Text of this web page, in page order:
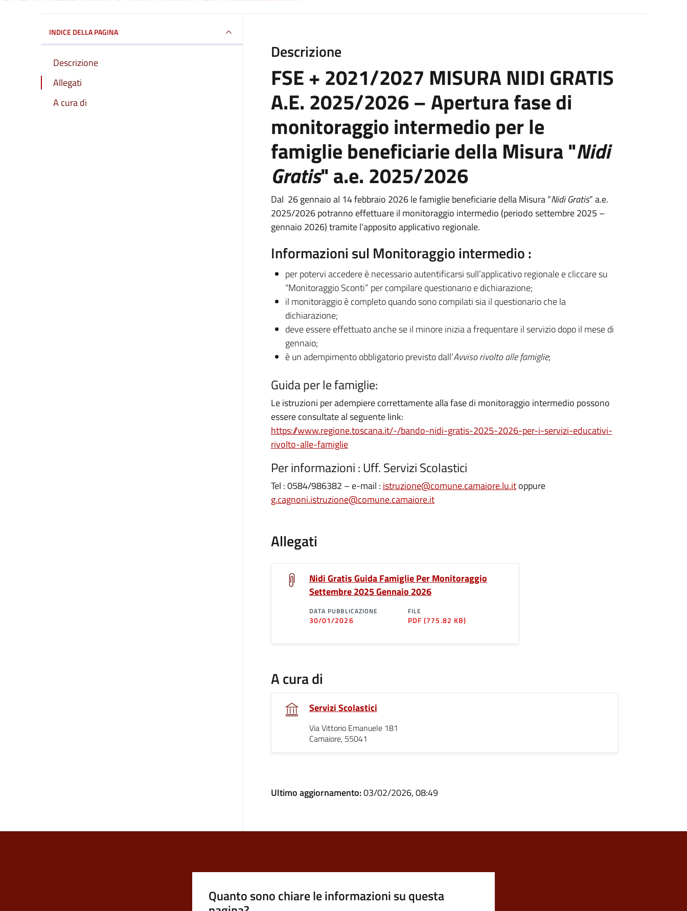
INDICE DELLA PAGINA
Descrizione
Allegati
A cura di
Descrizione
FSE + 2021/2027 MISURA NIDI GRATIS
A.E. 2025/2026 – Apertura fase di
monitoraggio intermedio per le
famiglie beneficiarie della Misura "Nidi
Gratis" a.e. 2025/2026
Dal 26 gennaio al 14 febbraio 2026 le famiglie beneficiarie della Misura “Nidi Gratis” a.e.
2025/2026 potranno effettuare il monitoraggio intermedio (periodo settembre 2025 –
gennaio 2026) tramite l’apposito applicativo regionale.
Informazioni sul Monitoraggio intermedio:
per potervi accedere è necessario autentificarsi sull’applicativo regionale e cliccare su
“Monitoraggio Sconti” per compilare questionario e dichiarazione;
il monitoraggio è completo quando sono compilati sia il questionario che la
dichiarazione;
deve essere effettuato anche se il minore inizia a frequentare il servizio dopo il mese di
gennaio;
è un adempimento obbligatorio previsto dall’Avviso rivolto alle famiglie;
Guida per le famiglie:
Le istruzioni per adempiere correttamente alla fase di monitoraggio intermedio possono
essere consultate al seguente link:
https://www.regione.toscana.it/-/bando-nidi-gratis-2025-2026-per-i-servizi-educativi-
rivolto-alle-famiglie
Per informazioni : Uff. Servizi Scolastici
Tel : 0584/986382 – e-mail : istruzione@comune.camaiore.lu.itoppure
g.cagnoni.istruzione@comune.camaiore.it
Allegati
Nidi Gratis Guida Famiglie Per Monitoraggio
Settembre 2025 Gennaio 2026
DATA PUBBLICAZIONE
30/01/2026
FILE
PDF(775.82 KB)
A cura di
Servizi Scolastici
Via Vittorio Emanuele 181
Camaiore, 55041
Ultimo aggiornamento:03/02/2026, 08:49
Quanto sono chiare le informazioni su questa